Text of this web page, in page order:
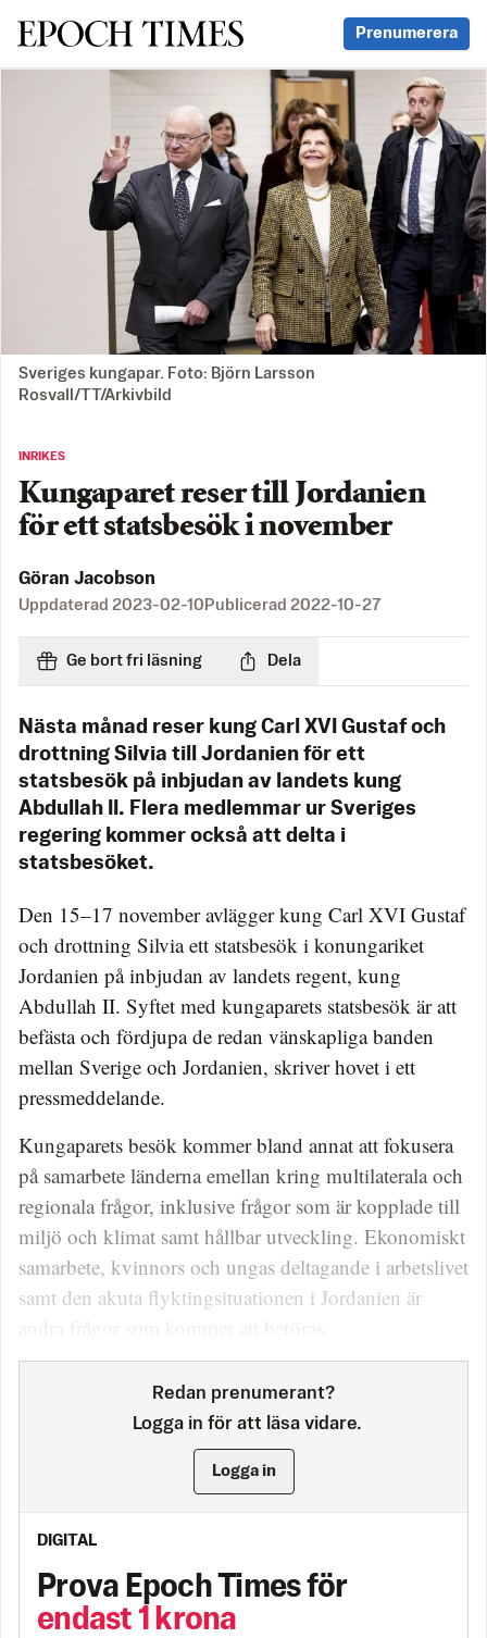
Svenska Epoch Times Prenumerera
Sveriges kungapar. Foto: Björn Larsson
Rosvall/TT/Arkivbild
INRIKES
Kungaparet reser till Jordanien
för ett statsbesök i november
Göran Jacobson
Uppdaterad 2023-02-10 Publicerad 2022-10-27
Ge bort fri läsning Dela
Nästa månad reser kung Carl XVI Gustaf och
drottning Silvia till Jordanien för ett
statsbesök på inbjudan av landets kung
Abdullah II. Flera medlemmar ur Sveriges
regering kommer också att delta i
statsbesöket.
Den 15–17 november avlägger kung Carl XVI Gustaf
och drottning Silvia ett statsbesök i konungariket
Jordanien på inbjudan av landets regent, kung
Abdullah II. Syftet med kungaparets statsbesök är att
befästa och fördjupa de redan vänskapliga banden
mellan Sverige och Jordanien, skriver hovet i ett
pressmeddelande.
Kungaparets besök kommer bland annat att fokusera
på samarbete länderna emellan kring multilaterala och
regionala frågor, inklusive frågor som är kopplade till
miljö och klimat samt hållbar utveckling. Ekonomiskt
samarbete, kvinnors och ungas deltagande i arbetslivet
samt den akuta flyktingsituationen i Jordanien är
andra frågor som kommer att beröras.
Redan prenumerant?
Logga in för att läsa vidare.
Logga in
DIGITAL
Prova Epoch Times för
endast 1 krona